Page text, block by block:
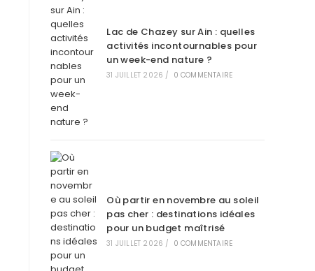
Lac de Chazey sur Ain : quelles
activités incontournables pour
un week-end nature ?
31 JUILLET 2026 / 0 COMMENTAIRE
Où partir en novembre au soleil
pas cher : destinations idéales
pour un budget maîtrisé
31 JUILLET 2026 / 0 COMMENTAIRE